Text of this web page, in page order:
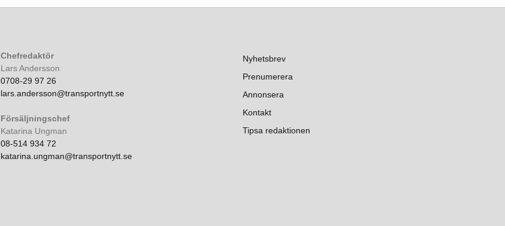
Chefredaktör
Lars Andersson
0708-29 97 26
lars.andersson@transportnytt.se
Försäljningschef
Katarina Ungman
08-514 934 72
katarina.ungman@transportnytt.se
Nyhetsbrev
Prenumerera
Annonsera
Kontakt
Tipsa redaktionen